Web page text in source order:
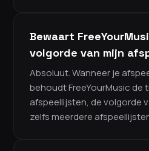
Bewaart
volgorde van mijn
Absoluut. Wanneer je
behoudt FreeYourMusic de
afspeellijsten, de volgorde
zelfs meerdere